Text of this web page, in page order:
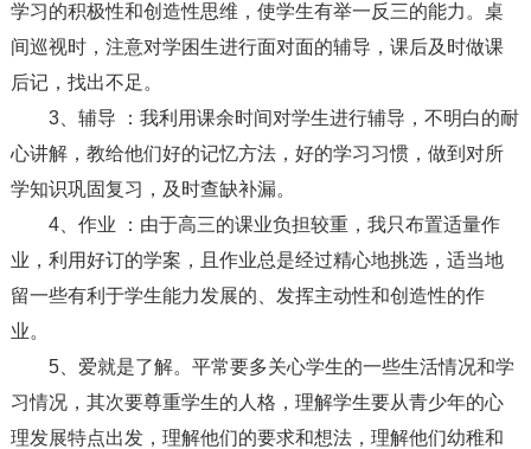
学习的积极性和创造性思维，使学生有举一反三的能力。桌
间巡视时，注意对学困生进行面对面的辅导，课后及时做课
后记，找出不足。
3、辅导 ：我利用课余时间对学生进行辅导，不明白的耐
心讲解，教给他们好的记忆方法，好的学习习惯，做到对所
学知识巩固复习，及时查缺补漏。
4、作业 ：由于高三的课业负担较重，我只布置适量作
业，利用好订的学案，且作业总是经过精心地挑选，适当地
留一些有利于学生能力发展的、发挥主动性和创造性的作
业。
5、爱就是了解。平常要多关心学生的一些生活情况和学
习情况，其次要尊重学生的人格，理解学生要从青少年的心
理发展特点出发，理解他们的要求和想法，理解他们幼稚和